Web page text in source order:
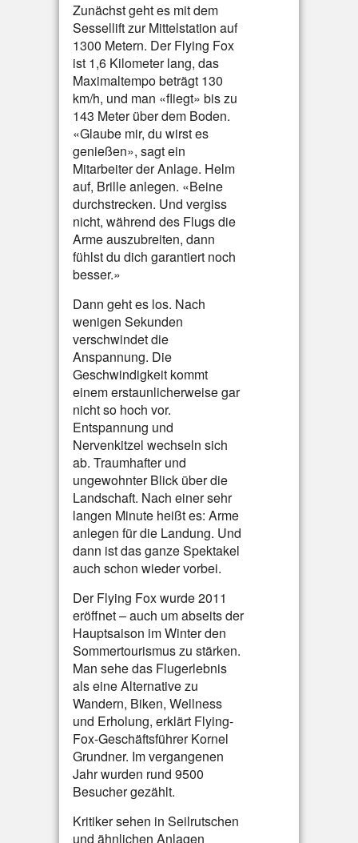
Zunächst geht es mit dem
Sessellift zur Mittelstation auf
1300 Metern. Der Flying Fox
ist 1,6 Kilometer lang, das
Maximaltempo beträgt 130
km/h, und man «fliegt» bis zu
143 Meter über dem Boden.
«Glaube mir, du wirst es
genießen», sagt ein
Mitarbeiter der Anlage. Helm
auf, Brille anlegen. «Beine
durchstrecken. Und vergiss
nicht, während des Flugs die
Arme auszubreiten, dann
fühlst du dich garantiert noch
besser.»
Dann geht es los. Nach
wenigen Sekunden
verschwindet die
Anspannung. Die
Geschwindigkeit kommt
einem erstaunlicherweise gar
nicht so hoch vor.
Entspannung und
Nervenkitzel wechseln sich
ab. Traumhafter und
ungewohnter Blick über die
Landschaft. Nach einer sehr
langen Minute heißt es: Arme
anlegen für die Landung. Und
dann ist das ganze Spektakel
auch schon wieder vorbei.
Der Flying Fox wurde 2011
eröffnet – auch um abseits der
Hauptsaison im Winter den
Sommertourismus zu stärken.
Man sehe das Flugerlebnis
als eine Alternative zu
Wandern, Biken, Wellness
und Erholung, erklärt Flying-
Fox-Geschäftsführer Kornel
Grundner. Im vergangenen
Jahr wurden rund 9500
Besucher gezählt.
Kritiker sehen in Seilrutschen
und ähnlichen Anlagen